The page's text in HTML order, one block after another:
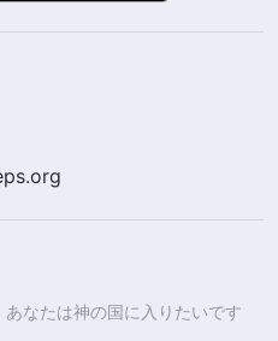
なたは神の国に入りたいです